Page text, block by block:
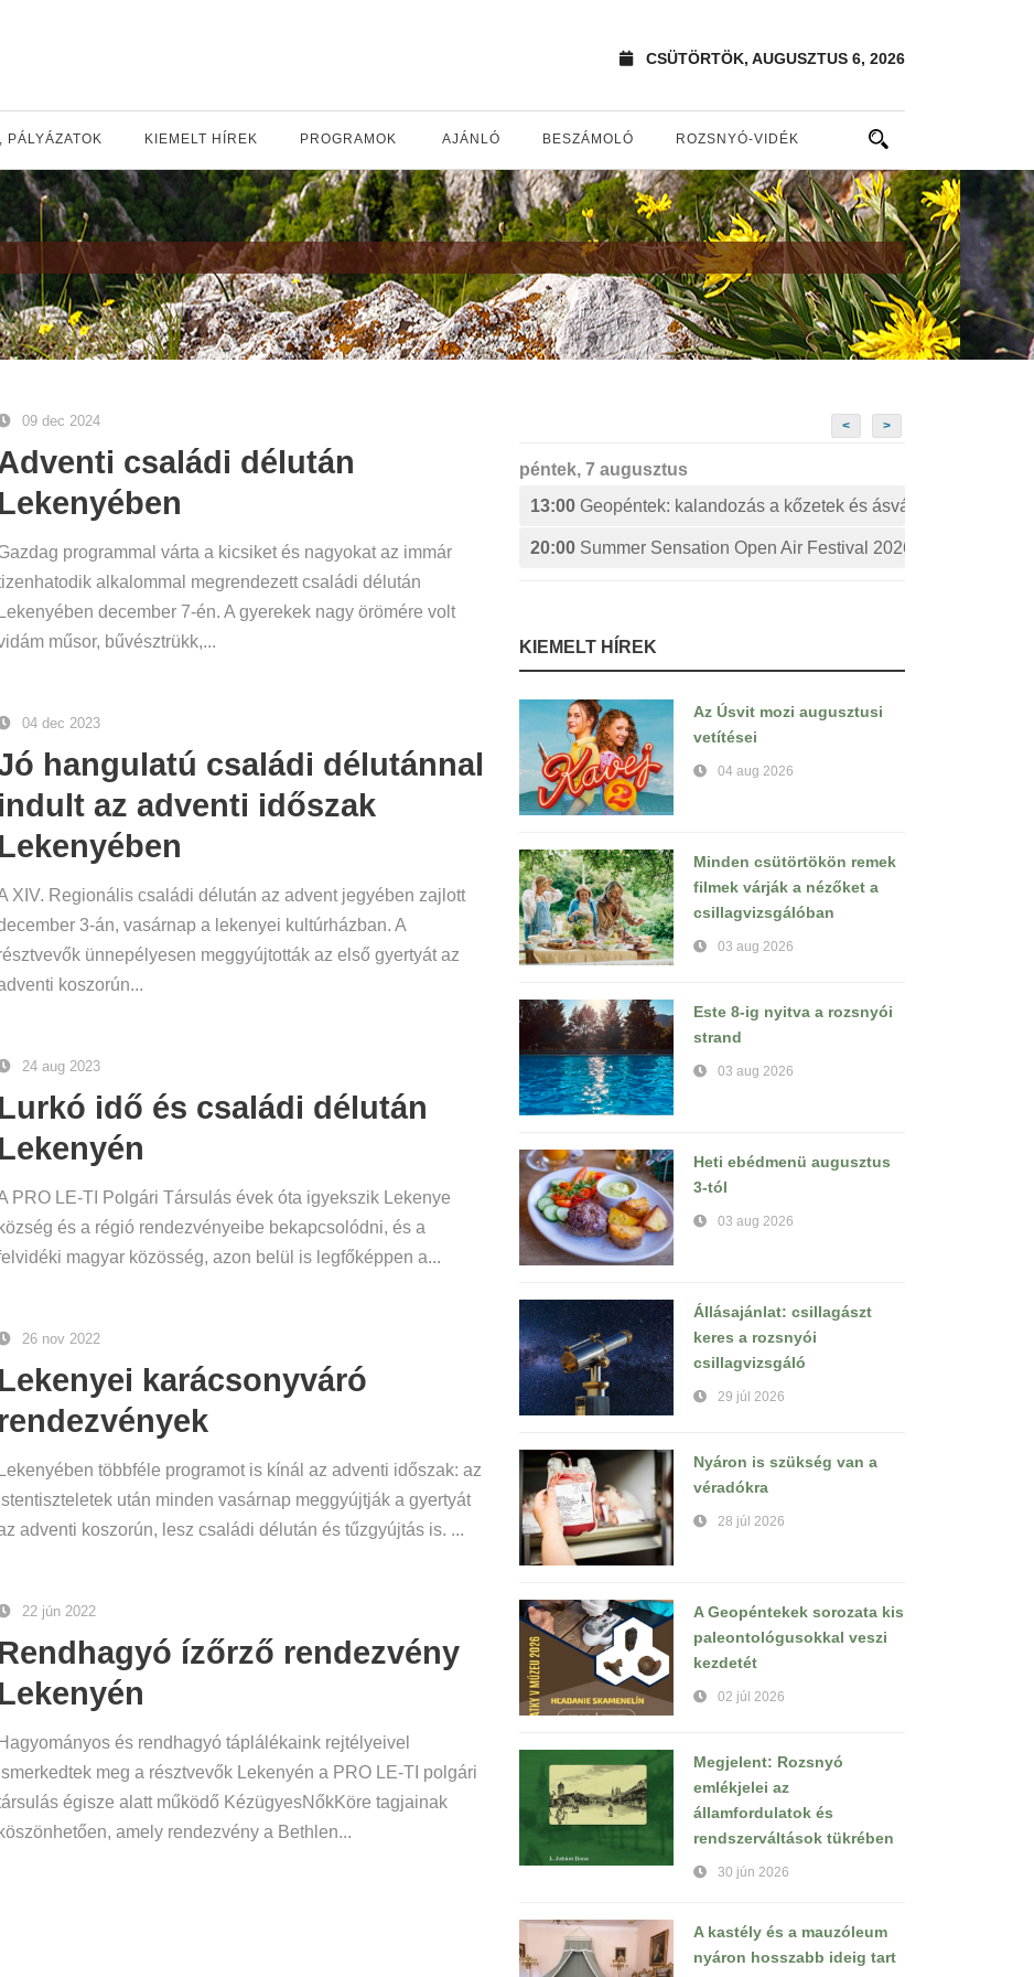
CSÜTÖRTÖK, AUGUSZTUS 6, 2026
PÁLYÁZATOK KIEMELT HÍREK PROGRAMOK AJÁNLÓ BESZÁMOLÓ ROZSNYÓ-VIDÉK
09 dec 2024
családi délután
Lekenyében
programmal várta a kicsiket és nagyokat az immár
alkalommal megrendezett családi délután
Lekenyében december 7-én. A gyerekek nagy örömére volt
műsor, bűvésztrükk,...
04 dec 2023
hangulatú családi délutánnal
indult az adventi időszak
Lekenyében
XIV. Regionális családi délután az advent jegyében zajlott
3-án, vasárnap a lekenyei kultúrházban. A
ünnepélyesen meggyújtották az első gyertyát az
koszorún...
24 aug 2023
Lurkó idő és családi délután
Lekenyén
PRO LE-TI Polgári Társulás évek óta igyekszik Lekenye
község és a régió rendezvényeibe bekapcsolódni, és a
magyar közösség, azon belül is legfőképpen a...
26 nov 2022
Lekenyei karácsonyváró
rendezvények
Lekenyében többféle programot is kínál az adventi időszak: az
után minden vasárnap meggyújtják a gyertyát
adventi koszorún, lesz családi délután és tűzgyújtás is. ...
22 jún 2022
Rendhagyó ízőrző rendezvény
Lekenyén
Hagyományos és rendhagyó táplálékaink rejtélyeivel
meg a résztvevők Lekenyén a PRO LE-TI polgári
égisze alatt működő KézügyesNőkKöre tagjainak
köszönhetően, amely rendezvény a Bethlen...
< >
péntek, 7 augusztus
13:00 Geopéntek: kalandozás a kőzetek és ásványok izgalmas
20:00 Summer Sensation Open Air Festival 2026:
KIEMELT HÍREK
Az Úsvit mozi augusztusi
vetítései
04 aug 2026
Minden csütörtökön remek
filmek várják a nézőket a
csillagvizsgálóban
03 aug 2026
Este 8-ig nyitva a rozsnyói
strand
03 aug 2026
Heti ebédmenü augusztus
3-tól
03 aug 2026
Állásajánlat: csillagászt
keres a rozsnyói
csillagvizsgáló
29 júl 2026
Nyáron is szükség van a
véradókra
28 júl 2026
A Geopéntekek sorozata kis
paleontológusokkal veszi
kezdetét
02 júl 2026
Megjelent: Rozsnyó
emlékjelei az
államfordulatok és
rendszerváltások tükrében
30 jún 2026
A kastély és a mauzóleum
nyáron hosszabb ideig tart